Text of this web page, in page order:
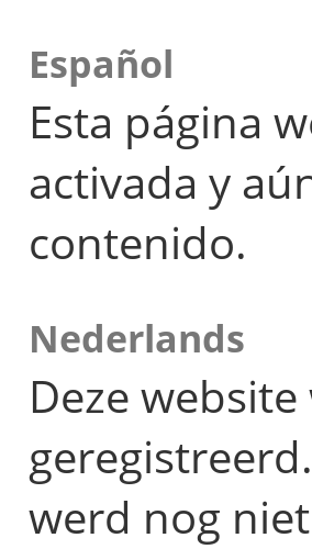
Español
Esta página
activada y
contenido.
Nederlands
Deze
werd nog